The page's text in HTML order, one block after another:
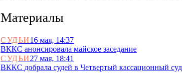
Материалы
СУДЬИ16 мая, 14:37
ВККС анонсировала майское заседание
СУДЬИ27 мая, 18:41
ВККС добрала судей в Четвертый кассационный суд